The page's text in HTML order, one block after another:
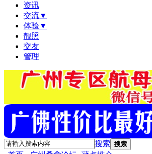
资讯
交流▼
体验▼
靓照
交友
管理
搜索 搜索